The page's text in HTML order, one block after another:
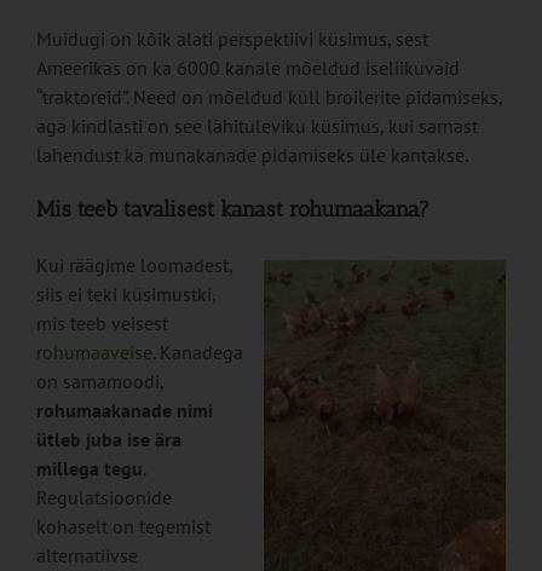
Muidugi on kõik alati perspektiivi küsimus, sest
Ameerikas on ka 6000 kanale mõeldud iseliikuvaid
“traktoreid”. Need on mõeldud küll broilerite pidamiseks,
aga kindlasti on see lähituleviku küsimus, kui sarnast
lahendust ka munakanade pidamiseks üle kantakse.
Mis teeb tavalisest kanast rohumaakana?
Kui räägime loomadest,
siis ei teki küsimustki,
mis teeb veisest
rohumaaveise. Kanadega
on samamoodi,
rohumaakanade nimi
ütleb juba ise ära
millega tegu.
Regulatsioonide
kohaselt on tegemist
alternatiivse